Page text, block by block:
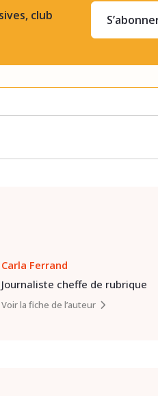
club
Carla Ferrand
Journaliste cheffe de rubrique
Voir la fiche de l’auteur